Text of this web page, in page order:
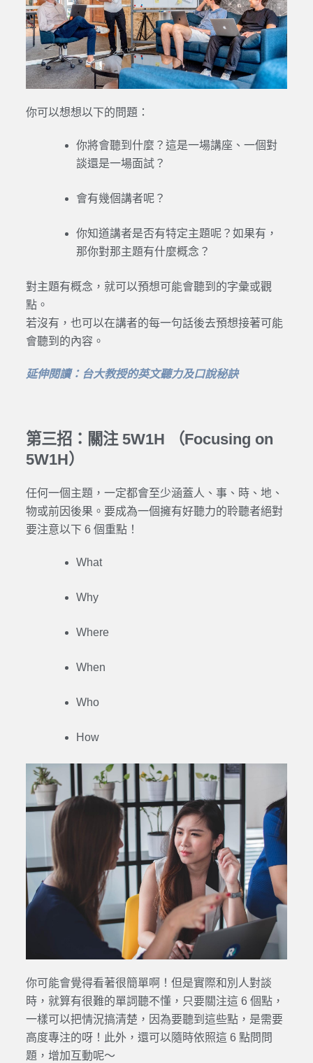
你可以想想以下的問題：
你將會聽到什麼？這是一場講座、一個對
談還是一場面試？
會有幾個講者呢？
你知道講者是否有特定主題呢？如果有，
那你對那主題有什麼概念？
對主題有概念，就可以預想可能會聽到的字彙或觀
點。
若沒有，也可以在講者的每一句話後去預想接著可能
會聽到的內容。
延伸閱讀：台大教授的英文聽力及口說秘訣
第三招：關注 5W1H （Focusing on
5W1H）
任何一個主題，一定都會至少涵蓋人、事、時、地、
物或前因後果。要成為一個擁有好聽力的聆聽者絕對
要注意以下 6 個重點！
What
Why
Where
When
Who
How
你可能會覺得看著很簡單啊！但是實際和別人對談
時，就算有很難的單詞聽不懂，只要關注這 6 個點，
一樣可以把情況搞清楚，因為要聽到這些點，是需要
高度專注的呀！此外，還可以隨時依照這 6 點問問
題，增加互動呢～